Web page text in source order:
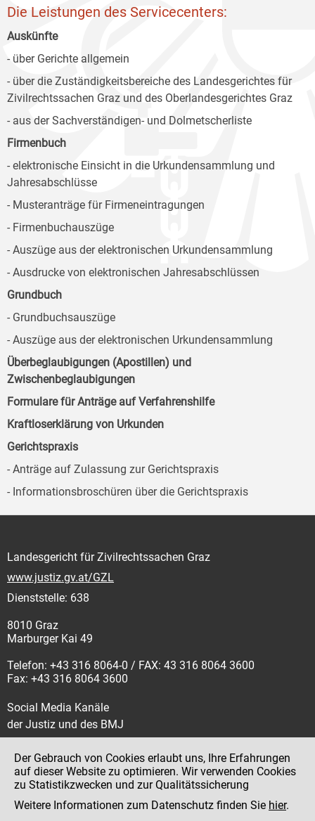
Die Leistungen des Servicecenters:
Auskünfte
- über Gerichte allgemein
- über die Zuständigkeitsbereiche des Landesgerichtes für
Zivilrechtssachen Graz und des Oberlandesgerichtes Graz
- aus der Sachverständigen- und Dolmetscherliste
Firmenbuch
- elektronische Einsicht in die Urkundensammlung und
Jahresabschlüsse
- Musteranträge für Firmeneintragungen
- Firmenbuchauszüge
- Auszüge aus der elektronischen Urkundensammlung
- Ausdrucke von elektronischen Jahresabschlüssen
Grundbuch
- Grundbuchsauszüge
- Auszüge aus der elektronischen Urkundensammlung
Überbeglaubigungen (Apostillen) und
Zwischenbeglaubigungen
Formulare für Anträge auf Verfahrenshilfe
Kraftloserklärung von Urkunden
Gerichtspraxis
- Anträge auf Zulassung zur Gerichtspraxis
- Informationsbroschüren über die Gerichtspraxis
Landesgericht für Zivilrechtssachen Graz
www.justiz.gv.at/GZL
Dienststelle: 638
8010 Graz
Marburger Kai 49
Telefon: +43 316 8064-0 / FAX: 43 316 8064 3600
Fax: +43 316 8064 3600
Social Media Kanäle
der Justiz und des BMJ
Impressum
Datenschutz
Der Gebrauch von Cookies erlaubt uns, Ihre Erfahrungen
auf dieser Website zu optimieren. Wir verwenden Cookies
zu Statistikzwecken und zur Qualitätssicherung
Weitere Informationen zum Datenschutz finden Sie hier.